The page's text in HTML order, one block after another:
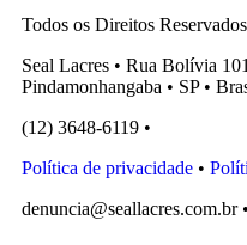
Todos os Direitos
Seal Lacres • Rua Bolívia
Pindamonhangaba • SP •
(12) 3648-6119 •
Política de privacidade •
denuncia@seallacres.com.br